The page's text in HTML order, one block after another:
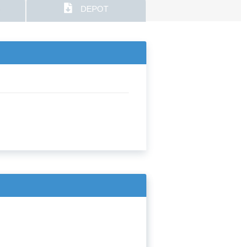
DEPOT